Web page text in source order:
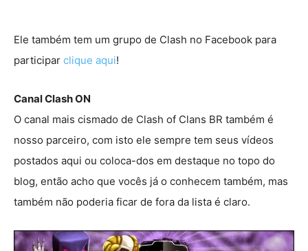
Ele também tem um grupo de Clash no Facebook para
participar clique aqui!
Canal Clash ON
O canal mais cismado de Clash of Clans BR também é
nosso parceiro, com isto ele sempre tem seus vídeos
postados aqui ou coloca-dos em destaque no topo do
blog, então acho que vocês já o conhecem também, mas
também não poderia ficar de fora da lista é claro.